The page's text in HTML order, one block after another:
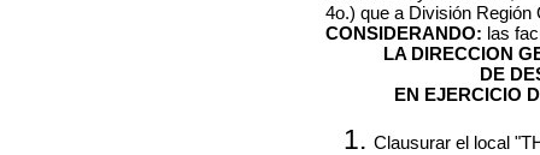
4o.) que a División
CONSIDERANDO: las
LA DIRECCION
DE
EN EJERCICIO
Clausurar el local